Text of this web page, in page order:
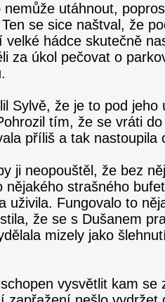
utáhnout,
se sice naštval, že
velké hádce skutečně
za úkol pečovat o
Sylvě, že je to pod jeho
tím, že se vráti
příliš a tak nastoupila
ji neopouštěl, že bez
nějakého strašného
uživila. Fungovalo to
že se s Dušanem
mizely jako
vysvětlit kam se